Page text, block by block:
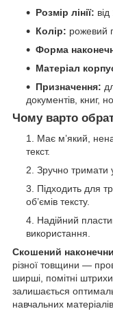
Розмір лінії:
Колір: рожевий
Форма
Матеріал
Призначення:
документів, книг,
Чому варто
Має м’який,
текст.
Зручно тримати
Підходить для
об’ємів тексту.
Надійний
використання.
Скошений
різної товщини —
ширші, помітні
залишається
навчальних